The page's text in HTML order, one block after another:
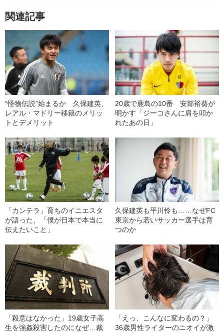
関連記事
“怪物伝説”始まるか 久保建英、
レアル・マドリー移籍のメリッ
トとデメリット
20歳で鹿島の10番 安部裕葵が
明かす「ジーコさんに肩を叩か
れたあの日」
「カンテラ」育ちのイニエスタ
が語った、「僕が日本で本当に
伝えたいこと」
久保建英も平川怜も……なぜFC
東京から若いサッカー選手は育
つのか
「殺意はなかった」19歳女子高
生を強姦殺害したのになぜ…裁
「えっ、こんなに変わるの？」
36歳男性ライターのニオイが激